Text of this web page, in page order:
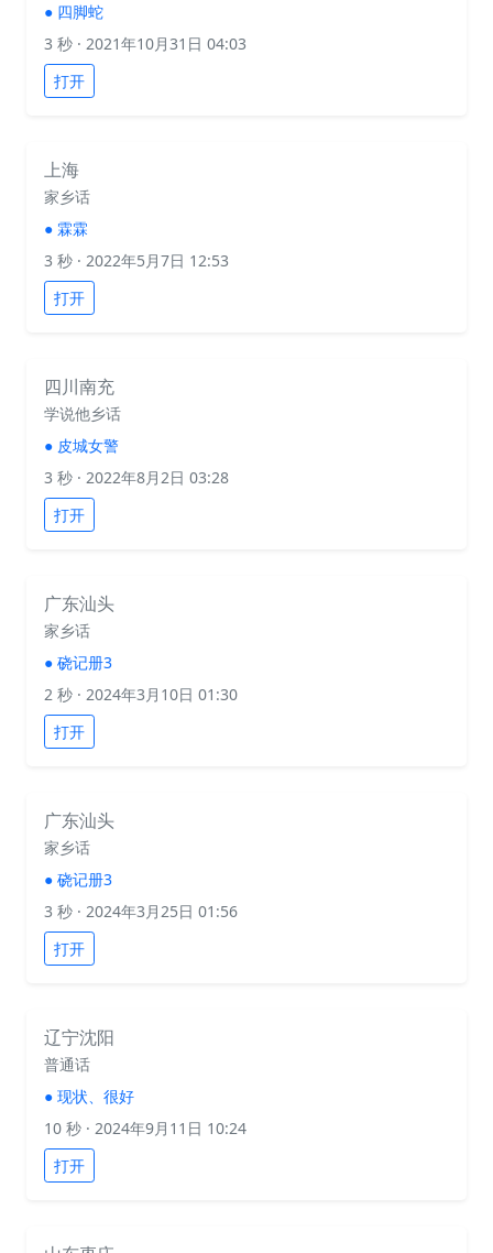
● 四脚蛇
3 秒 · 2021年10月31日 04:03
打开
上海
家乡话
● 霖霖
3 秒 · 2022年5月7日 12:53
打开
四川南充
学说他乡话
● 皮城女警
3 秒 · 2022年8月2日 03:28
打开
广东汕头
家乡话
● 硗记册3
2 秒 · 2024年3月10日 01:30
打开
广东汕头
家乡话
● 硗记册3
3 秒 · 2024年3月25日 01:56
打开
辽宁沈阳
普通话
● 现状、很好
10 秒 · 2024年9月11日 10:24
打开